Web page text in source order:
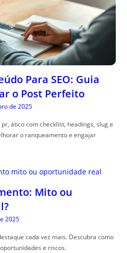
Para SEO: Guia
o Post Perfeito
de 2025
ático com checklist, headings, slug e
o ranqueamento e engajar
Mito ou
2025
cada vez mais. Descubra como
e riscos.